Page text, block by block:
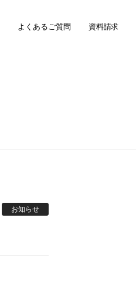
よくあるご質問 資料請求
お知らせ